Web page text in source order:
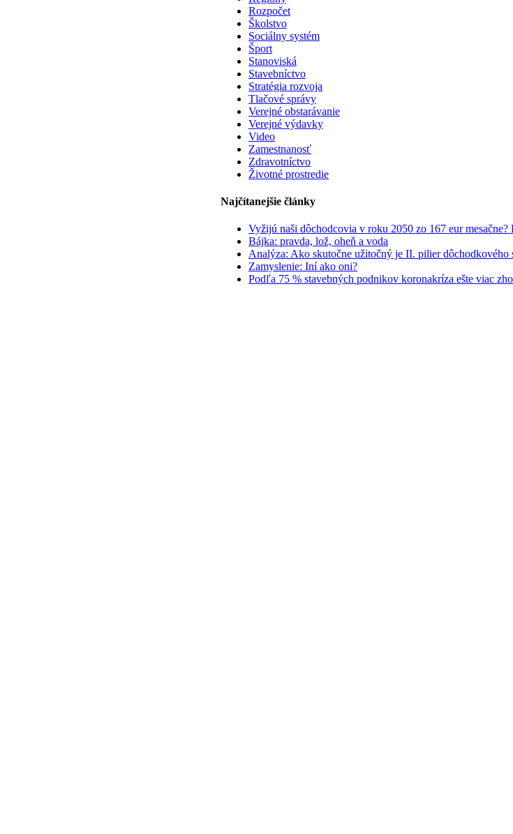
Rozpočet
Školstvo
Sociálny systém
Šport
Stanoviská
Stavebníctvo
Stratégia rozvoja
Tlačové správy
Verejné obstarávanie
Verejné výdavky
Video
Zamestnanosť
Zdravotníctvo
Životné prostredie
Najčítanejšie články
Vyžijú naši dôchodcovia v roku 2050 zo 167 eur
Bájka: pravda, lož, oheň a voda
Analýza: Ako skutočne užitočný je II. pilier dôchodkového
Zamyslenie: Iní ako oni?
Podľa 75 % stavebných podnikov koronakríza ešte viac